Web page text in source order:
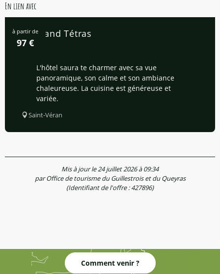
En lien avec
à partir de
97 €
Le Grand Tétras
L'hôtel saura te charmer avec sa vue
panoramique, son calme et son ambiance
chaleureuse. La cuisine est généreuse et
variée.
Saint-Véran
Mis à jour le 24 juillet 2026 à 09:34
par Office de tourisme du Guillestrois et du Queyras
(Identifiant de l'offre :427896)
Comment venir ?